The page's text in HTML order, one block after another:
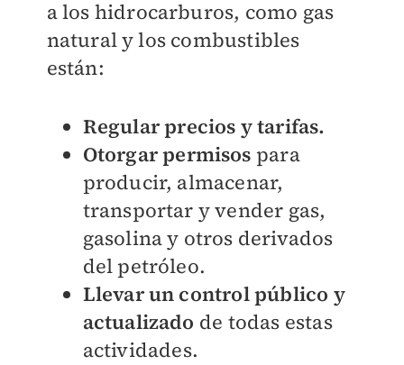
a los hidrocarburos, como gas
natural y los combustibles
están:
Regular precios y tarifas.
Otorgar permisos para
producir, almacenar,
transportar y vender gas,
gasolina y otros derivados
del petróleo.
Llevar un control público y
actualizado de todas estas
actividades.